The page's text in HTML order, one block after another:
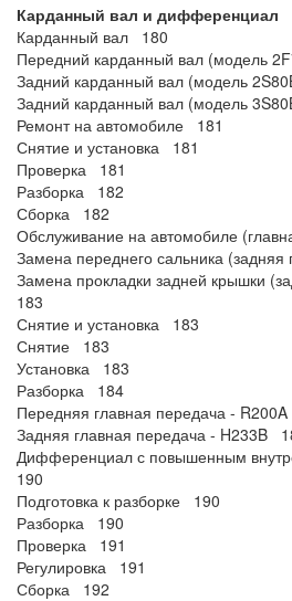
Карданный вал и дифференциал
Карданный вал 180
Передний карданный вал (модель
Задний карданный вал (модель
Задний карданный вал (модель
Ремонт на автомобиле 181
Снятие и установка 181
Проверка 181
Разборка 182
Сборка 182
Обслуживание на автомобиле
Замена переднего сальника
Замена прокладки задней крышки
183
Снятие и установка 183
Снятие 183
Установка 183
Разборка 184
Передняя главная передача -
Задняя главная передача - H233B
Дифференциал с повышенным
190
Подготовка к разборке 190
Разборка 190
Проверка 191
Регулировка 191
Сборка 192